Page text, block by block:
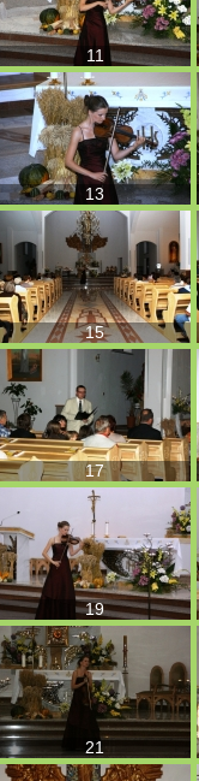
11
13
15
17
19
21